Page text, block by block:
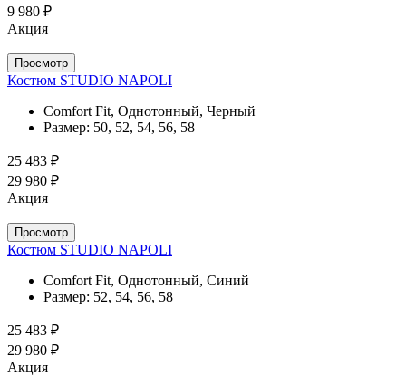
9 980 ₽
Акция
Просмотр
Костюм STUDIO NAPOLI
Comfort Fit, Однотонный, Черный
Размер: 50, 52, 54, 56, 58
25 483 ₽
29 980 ₽
Акция
Просмотр
Костюм STUDIO NAPOLI
Comfort Fit, Однотонный, Синий
Размер: 52, 54, 56, 58
25 483 ₽
29 980 ₽
Акция